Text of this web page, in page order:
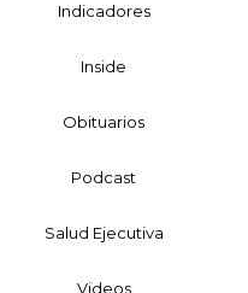
Indicadores
Inside
Obituarios
Podcast
Salud Ejecutiva
Videos